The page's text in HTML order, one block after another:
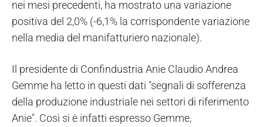
nei mesi precedenti, ha mostrato una variazione
positiva del 2,0% (-6,1% la corrispondente variazione
nella media del manifatturiero nazionale).
Il presidente di Confindustria Anie Claudio Andrea
Gemme ha letto in questi dati "segnali di sofferenza
della produzione industriale nei settori di riferimento
Anie". Così si è infatti espresso Gemme,